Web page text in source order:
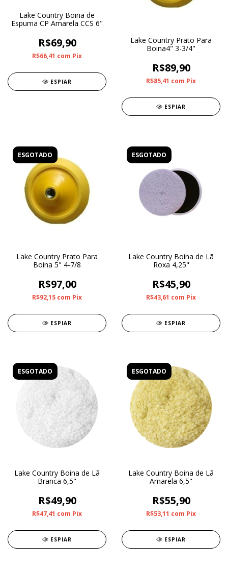
Lake Country Boina de
Espuma CP Amarela CCS 6"
R$69,90
R$66,41 com Pix
ESPIAR
Lake Country Prato Para
Boina4" 3-3/4"
R$89,90
R$85,41 com Pix
ESPIAR
ESGOTADO
Lake Country Prato Para
Boina 5" 4-7/8
R$97,00
R$92,15 com Pix
ESPIAR
ESGOTADO
Lake Country Boina de Lã
Roxa 4,25"
R$45,90
R$43,61 com Pix
ESPIAR
ESGOTADO
Lake Country Boina de Lã
Branca 6,5"
R$49,90
R$47,41 com Pix
ESPIAR
ESGOTADO
Lake Country Boina de Lã
Amarela 6,5"
R$55,90
R$53,11 com Pix
ESPIAR